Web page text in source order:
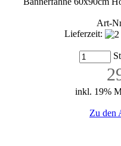
Art-
Lieferzeit:
inkl. 19%
Zu den